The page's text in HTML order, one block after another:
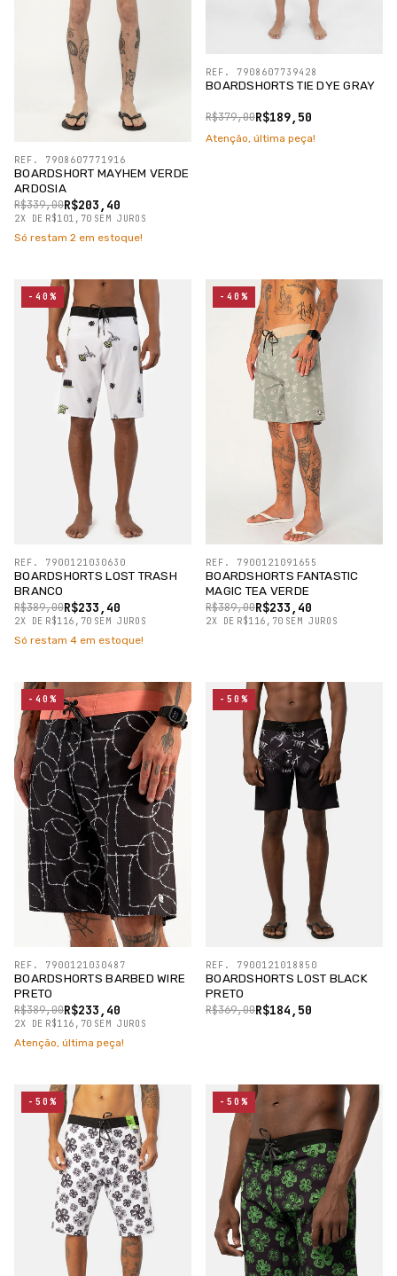
BOARDSHORT MAYHEM VERDE
ARDOSIA
R$203,40
R$339,00
2X DE R$101,70 SEM JUROS
REF. 7908607771916
Só restam 2 em estoque!
BOARDSHORTS TIE DYE GRAY
R$189,50
R$379,00
REF. 7908607739428
Atenção, última peça!
BOARDSHORTS LOST TRASH
BRANCO
R$233,40
R$389,00
2X DE R$116,70 SEM JUROS
REF. 7900121030630
-40%
Só restam 4 em estoque!
BOARDSHORTS FANTASTIC
MAGIC TEA VERDE
R$233,40
R$389,00
2X DE R$116,70 SEM JUROS
REF. 7900121091655
-40%
BOARDSHORTS BARBED WIRE
PRETO
R$233,40
R$389,00
2X DE R$116,70 SEM JUROS
REF. 7900121030487
-40%
Atenção, última peça!
BOARDSHORTS LOST BLACK
PRETO
R$184,50
R$369,00
REF. 7900121018850
-50%
-50% -50%